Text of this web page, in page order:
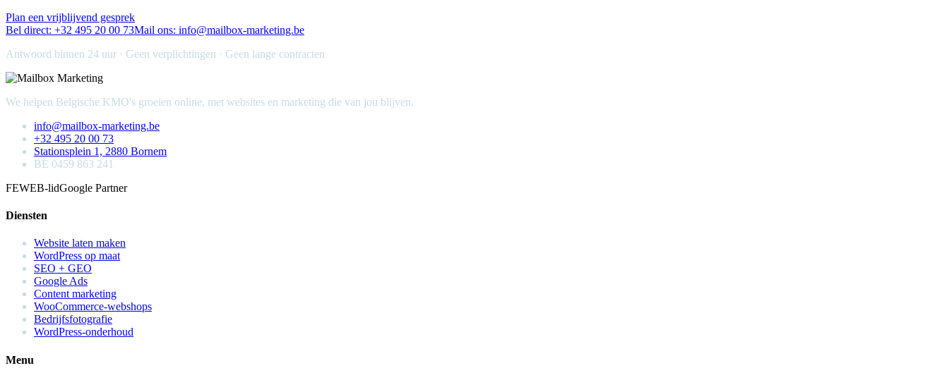
Plan een vrijblijvend gesprek
Bel direct: +32 495 20 00 73Mail ons: info@mailbox-marketing.be
Antwoord binnen 24 uur · Geen verplichtingen · Geen lange contracten
We helpen Belgische KMO's groeien online, met websites en marketing die van jou blijven.
info@mailbox-marketing.be
+32 495 20 00 73
Stationsplein 1, 2880 Bornem
BE 0459 863 241
FEWEB-lidGoogle Partner
Diensten
Website laten maken
WordPress op maat
SEO + GEO
Google Ads
Content marketing
WooCommerce-webshops
Bedrijfsfotografie
WordPress-onderhoud
Menu